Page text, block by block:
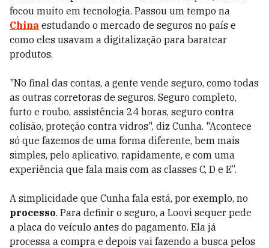
focou muito em tecnologia. Passou um tempo na
China estudando o mercado de seguros no país e
como eles usavam a digitalização para baratear
produtos.
"No final das contas, a gente vende seguro, como todas
as outras corretoras de seguros. Seguro completo,
furto e roubo, assistência 24 horas, seguro contra
colisão, proteção contra vidros", diz Cunha. "Acontece
só que fazemos de uma forma diferente, bem mais
simples, pelo aplicativo, rapidamente, e com uma
experiência que fala mais com as classes C, D e E”.
A simplicidade que Cunha fala está, por exemplo, no
processo. Para definir o seguro, a Loovi sequer pede
a placa do veículo antes do pagamento. Ela já
processa a compra e depois vai fazendo a busca pelos